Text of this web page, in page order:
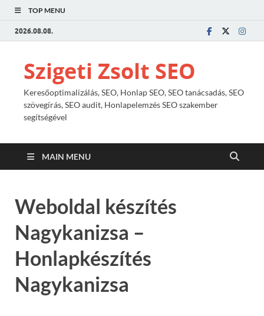
TOP MENU
2026.08.08.
Szigeti Zsolt SEO
Keresőoptimalizálás, SEO, Honlap SEO, SEO tanácsadás, SEO
szövegírás, SEO audit, Honlapelemzés SEO szakember
segítségével
MAIN MENU
Weboldal készítés
Nagykanizsa –
Honlapkészítés
Nagykanizsa